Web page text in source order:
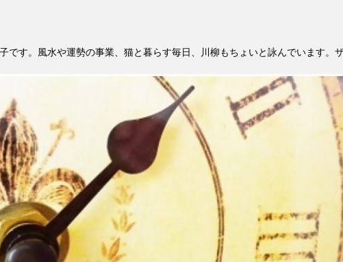
す。風水や運勢の事業、猫と暮らす毎日、川柳もちょいと詠んでいます。